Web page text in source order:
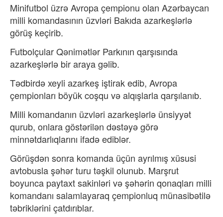
Minifutbol üzrə Avropa çempionu olan Azərbaycan
milli komandasının üzvləri Bakıda azarkeşlərlə
görüş keçirib.
Futbolçular Qənimətlər Parkının qarşısında
azarkeşlərlə bir araya gəlib.
Tədbirdə xeyli azarkeş iştirak edib, Avropa
çempionları böyük coşqu və alqışlarla qarşılanıb.
Milli komandanın üzvləri azarkeşlərlə ünsiyyət
qurub, onlara göstərilən dəstəyə görə
minnətdarlıqlarını ifadə ediblər.
Görüşdən sonra komanda üçün ayrılmış xüsusi
avtobusla şəhər turu təşkil olunub. Marşrut
boyunca paytaxt sakinləri və şəhərin qonaqları milli
komandanı salamlayaraq çempionluq münasibətilə
təbriklərini çatdırıblar.